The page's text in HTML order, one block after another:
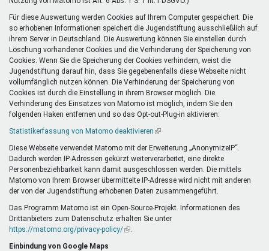
Für diese Auswertung werden Cookies auf Ihrem Computer gespeichert. Die
so erhobenen Informationen speichert die Jugendstiftung ausschließlich auf
ihrem Server in Deutschland. Die Auswertung können Sie einstellen durch
Löschung vorhandener Cookies und die Verhinderung der Speicherung von
Cookies. Wenn Sie die Speicherung der Cookies verhindern, weist die
Jugendstiftung darauf hin, dass Sie gegebenenfalls diese Webseite nicht
vollumfänglich nutzen können. Die Verhinderung der Speicherung von
Cookies ist durch die Einstellung in ihrem Browser möglich. Die
Verhinderung des Einsatzes von Matomo ist möglich, indem Sie den
folgenden Haken entfernen und so das Opt-out-Plug-in aktivieren:
Statistikerfassung von Matomo deaktivieren (Link
extern)
Diese Webseite verwendet Matomo mit der Erweiterung „AnonymizeIP“.
Dadurch werden IP-Adressen gekürzt weiterverarbeitet, eine direkte
Personenbeziehbarkeit kann damit ausgeschlossen werden. Die mittels
Matomo von Ihrem Browser übermittelte IP-Adresse wird nicht mit anderen
der von der Jugendstiftung erhobenen Daten zusammengeführt.
Das Programm Matomo ist ein Open-Source-Projekt. Informationen des
Drittanbieters zum Datenschutz erhalten Sie unter
https://matomo.org/privacy-policy/(Link
Einbindung von Google Maps